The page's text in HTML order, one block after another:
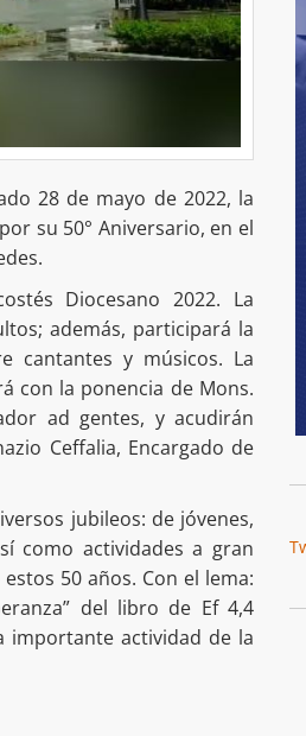
28 de mayo de 2022, la
su 50° Aniversario, en el
Diocesano 2022. La
además, participará la
cantantes y músicos. La
con la ponencia de Mons.
ad gentes, y acudirán
Ceffalia, Encargado de
jubileos: de jóvenes,
como actividades a gran
50 años. Con el lema:
del libro de Ef 4,4
importante actividad de la